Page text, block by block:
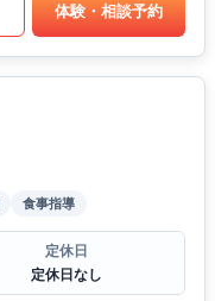
体験・相談予約
食事指導
定休日
定休日なし